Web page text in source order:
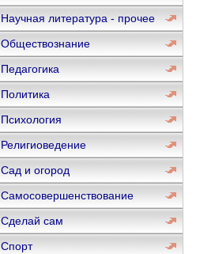
Научная литература - прочее
Обществознание
Педагогика
Политика
Психология
Религиоведение
Сад и огород
Самосовершенствование
Сделай сам
Спорт